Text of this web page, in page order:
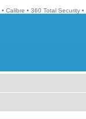
• Calibre • 360 Total Security •